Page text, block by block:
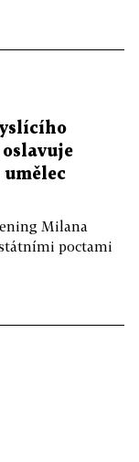
umělec
Milana
poctami